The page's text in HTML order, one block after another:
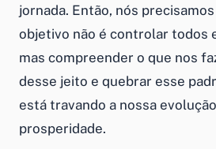
jornada. Então, nós
objetivo não é controlar todos
mas compreender o que nos
desse jeito e quebrar esse
está travando a nossa
prosperidade.